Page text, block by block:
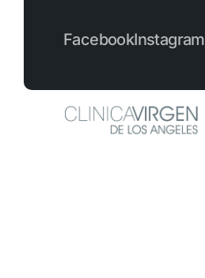
FacebookInstagram